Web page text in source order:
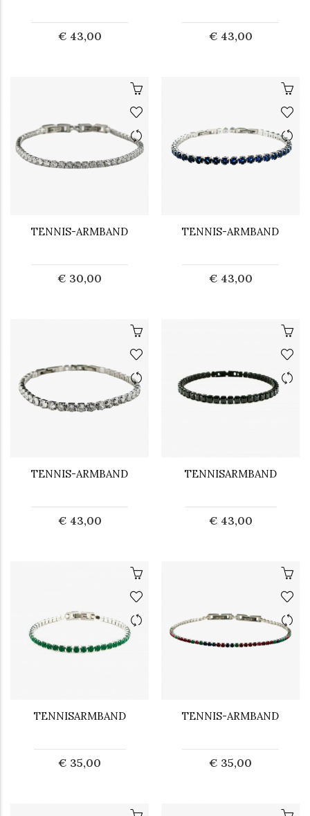
€ 43,00 € 43,00
TENNIS-ARMBAND
€ 30,00
TENNIS-ARMBAND
€ 43,00
TENNIS-ARMBAND
€ 43,00
TENNISARMBAND
€ 43,00
TENNISARMBAND
€ 35,00
TENNIS-ARMBAND
€ 35,00